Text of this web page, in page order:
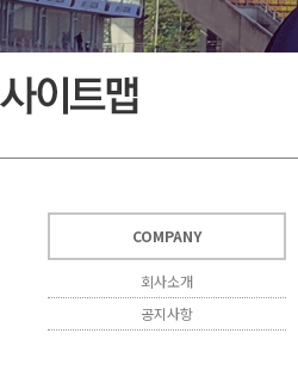
COMPANY
회사소개
공지사항